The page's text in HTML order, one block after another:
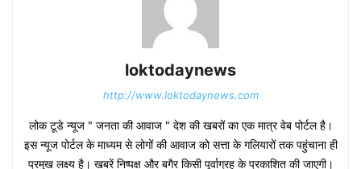
loktodaynews
http://www.loktodaynews.com
लोक टूडे न्यूज " जनता की आवाज " देश की खबरों का एक मात्र वेब पोर्टल है।
इस न्यूज पोर्टल के माध्यम से लोगों की आवाज को सत्ता के गलियारों तक पहुंचाना ही
प्रमुख लक्ष्य है। खबरें निष्पक्ष और बगैर किसी पूर्वाग्रह के प्रकाशित की जाएगी।